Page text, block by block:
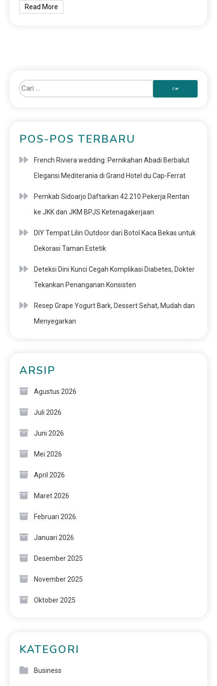
Read More
POS-POS TERBARU
French Riviera wedding: Pernikahan Abadi Berbalut
Elegansi Mediterania di Grand Hotel du Cap-Ferrat
Pemkab Sidoarjo Daftarkan 42.210 Pekerja Rentan
ke JKK dan JKM BPJS Ketenagakerjaan
DIY Tempat Lilin Outdoor dari Botol Kaca Bekas untuk
Dekorasi Taman Estetik
Deteksi Dini Kunci Cegah Komplikasi Diabetes, Dokter
Tekankan Penanganan Konsisten
Resep Grape Yogurt Bark, Dessert Sehat, Mudah dan
Menyegarkan
ARSIP
Agustus 2026
Juli 2026
Juni 2026
Mei 2026
April 2026
Maret 2026
Februari 2026
Januari 2026
Desember 2025
November 2025
Oktober 2025
KATEGORI
Business